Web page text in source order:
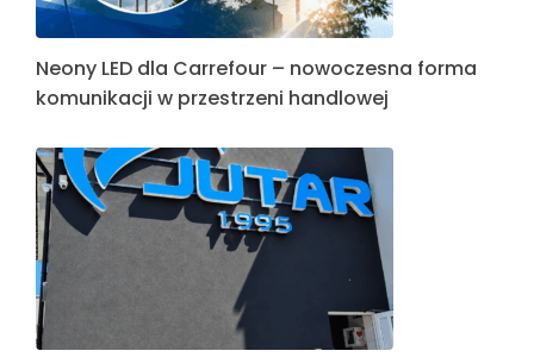
Neony LED dla Carrefour – nowoczesna forma
komunikacji w przestrzeni handlowej